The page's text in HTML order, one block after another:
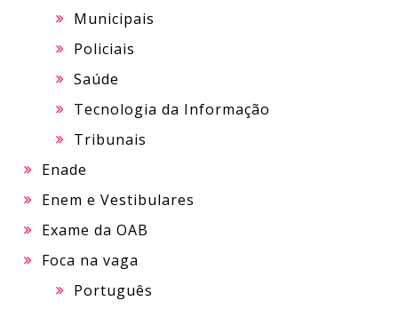
Municipais
Policiais
Saúde
Tecnologia da Informação
Tribunais
Enade
Enem e Vestibulares
Exame da OAB
Foca na vaga
Português